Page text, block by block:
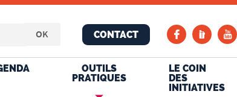
CONTACT
OUTILS
PRATIQUES
LE COIN
DES
INITIATIVES